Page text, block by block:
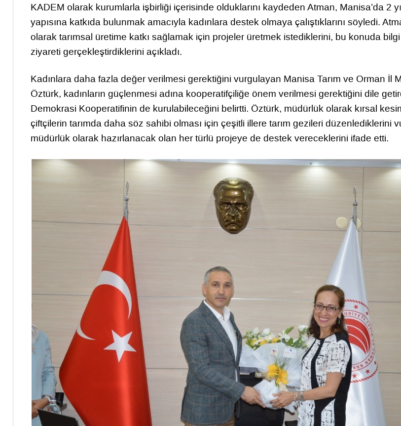
KADEM olarak kurumlarla işbirliği içerisinde olduklarını kaydeden Atman, Manisa’da 2
yapısına katkıda bulunmak amacıyla kadınlara destek olmaya çalıştıklarını söyledi.
olarak tarımsal üretime katkı sağlamak için projeler üretmek istediklerini, bu konuda
ziyareti gerçekleştirdiklerini açıkladı.
Kadınlara daha fazla değer verilmesi gerektiğini vurgulayan Manisa Tarım ve Orman İl
Öztürk, kadınların güçlenmesi adına kooperatifçiliğe önem verilmesi gerektiğini dile
Demokrasi Kooperatifinin de kurulabileceğini belirtti. Öztürk, müdürlük olarak kırsal
çiftçilerin tarımda daha söz sahibi olması için çeşitli illere tarım gezileri düzenlediklerini
müdürlük olarak hazırlanacak olan her türlü projeye de destek vereceklerini ifade etti.